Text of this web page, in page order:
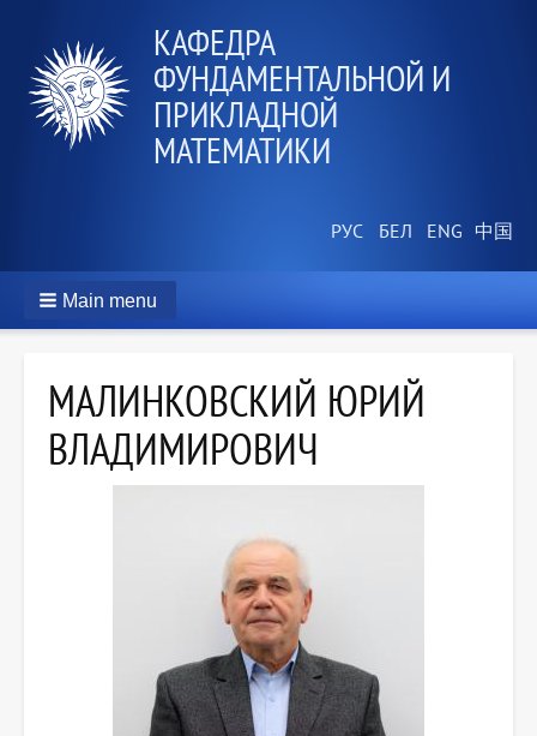
КАФЕДРА
ФУНДАМЕНТАЛЬНОЙ И
ПРИКЛАДНОЙ
МАТЕМАТИКИ
Main menu
МАЛИНКОВСКИЙ ЮРИЙ
ВЛАДИМИРОВИЧ